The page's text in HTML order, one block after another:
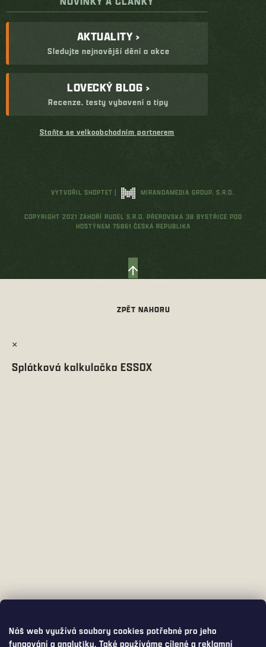
Náš web využívá soubory cookies potřebné pro jeho
fungování a analytiku. Také používáme cílené a reklamní
AKTUALITY ›
Sledujte nejnovější dění a akce
LOVECKÝ BLOG ›
Recenze, testy vybavení a tipy
Staňte se velkoobchodním partnerem
VYTVOŘIL SHOPTET | MIRANDAMEDIA GROUP, S.R.O.
COPYRIGHT 2021 ZÁHOŘÍ RUDEL S.R.O. PŘEROVSKÁ 38 BYSTŘICE POD
HOSTÝNEM 76861 ČESKÁ REPUBLIKA
×
Splátková kalkulačka ESSOX